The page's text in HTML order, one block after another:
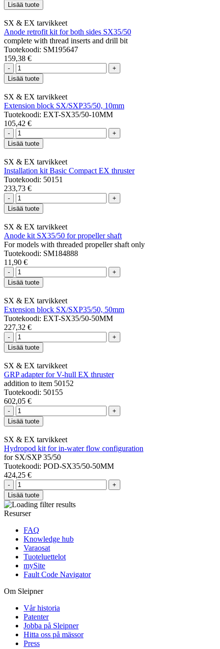
Lisää tuote
SX & EX tarvikkeet
Anode retrofit kit for both sides SX35/50
complete with thread inserts and drill bit
Tuotekoodi: SM195647
159,38 €
-
+
Lisää tuote
SX & EX tarvikkeet
Extension block SX/SXP35/50, 10mm
Tuotekoodi: EXT-SX35/50-10MM
105,42 €
-
+
Lisää tuote
SX & EX tarvikkeet
Installation kit Basic Compact EX thruster
Tuotekoodi: 50151
233,73 €
-
+
Lisää tuote
SX & EX tarvikkeet
Anode kit SX35/50 for propeller shaft
For models with threaded propeller shaft only
Tuotekoodi: SM184888
11,90 €
-
+
Lisää tuote
SX & EX tarvikkeet
Extension block SX/SXP35/50, 50mm
Tuotekoodi: EXT-SX35/50-50MM
227,32 €
-
+
Lisää tuote
SX & EX tarvikkeet
GRP adapter for V-hull EX thruster
addition to item 50152
Tuotekoodi: 50155
602,05 €
-
+
Lisää tuote
SX & EX tarvikkeet
Hydropod kit for in-water flow configuration
for SX/SXP 35/50
Tuotekoodi: POD-SX35/50-50MM
424,25 €
-
+
Lisää tuote
Resurser
FAQ
Knowledge hub
Varaosat
Tuoteluettelot
mySite
Fault Code Navigator
Om Sleipner
Vår historia
Patenter
Jobba på Sleipner
Hitta oss på mässor
Press